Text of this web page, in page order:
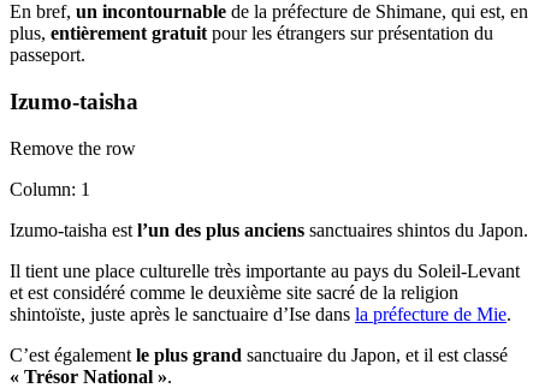
En bref, un incontournable de la préfecture de Shimane, qui est, en
plus, entièrement gratuit pour les étrangers sur présentation du
passeport.
Izumo-taisha
Remove the row
Column: 1
Izumo-taisha est l’un des plus anciens sanctuaires shintos du Japon.
Il tient une place culturelle très importante au pays du Soleil-Levant
et est considéré comme le deuxième site sacré de la religion
shintoïste, juste après le sanctuaire d’Ise dans la préfecture de Mie.
C’est également le plus grand sanctuaire du Japon, et il est classé
« Trésor National ».